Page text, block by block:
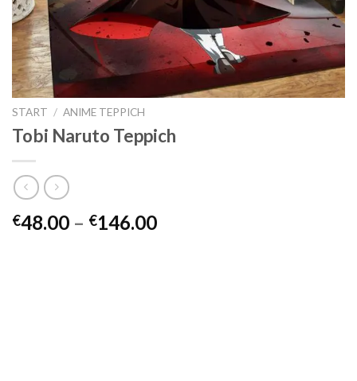
START / ANIME TEPPICH
Tobi Naruto Teppich
€48.00 – €146.00Preisspanne: